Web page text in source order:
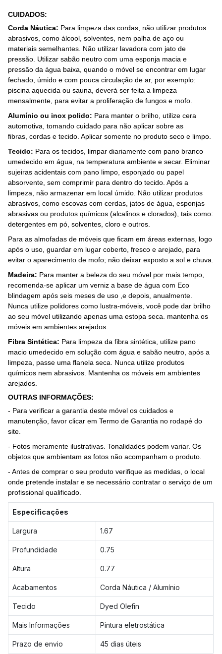
CUIDADOS:
Corda Náutica: Para limpeza das cordas, não utilizar produtos
abrasivos, como álcool, solventes, nem palha de aço ou
materiais semelhantes. Não utilizar lavadora com jato de
pressão. Utilizar sabão neutro com uma esponja macia e
pressão da água baixa, quando o móvel se encontrar em lugar
fechado, úmido e com pouca circulação de ar, por exemplo:
piscina aquecida ou sauna, deverá ser feita a limpeza
mensalmente, para evitar a proliferação de fungos e mofo.
Alumínio ou inox polido: Para manter o brilho, utilize cera
automotiva, tomando cuidado para não aplicar sobre as
fibras, cordas e tecido. Aplicar somente no produto seco e limpo.
Tecido: Para os tecidos, limpar diariamente com pano branco
umedecido em água, na temperatura ambiente e secar. Eliminar
sujeiras acidentais com pano limpo, esponjado ou papel
absorvente, sem comprimir para dentro do tecido. Após a
limpeza, não armazenar em local úmido. Não utilizar produtos
abrasivos, como escovas com cerdas, jatos de água, esponjas
abrasivas ou produtos químicos (alcalinos e clorados), tais como:
detergentes em pó, solventes, cloro e outros.
Para as almofadas de móveis que ficam em áreas externas, logo
após o uso, guardar em lugar coberto, fresco e arejado, para
evitar o aparecimento de mofo; não deixar exposto a sol e chuva.
Madeira: Para manter a beleza do seu móvel por mais tempo,
recomenda-se aplicar um verniz a base de água com Eco
blindagem após seis meses de uso ,e depois, anualmente.
Nunca utilize polidores como lustra-móveis, você pode dar brilho
ao seu móvel utilizando apenas uma estopa seca. mantenha os
móveis em ambientes arejados.
Fibra Sintética: Para limpeza da fibra sintética, utilize pano
macio umedecido em solução com água e sabão neutro, após a
limpeza, passe uma flanela seca. Nunca utilize produtos
químicos nem abrasivos. Mantenha os móveis em ambientes
arejados.
OUTRAS INFORMAÇÕES:
- Para verificar a garantia deste móvel os cuidados e
manutenção, favor clicar em Termo de Garantia no rodapé do
site.
- Fotos meramente ilustrativas. Tonalidades podem variar. Os
objetos que ambientam as fotos não acompanham o produto.
- Antes de comprar o seu produto verifique as medidas, o local
onde pretende instalar e se necessário contratar o serviço de um
profissional qualificado.
Especificações
Largura 1.67
Profundidade 0.75
Altura 0.77
Acabamentos Corda Náutica / Alumínio
Tecido Dyed Olefin
Mais Informações Pintura eletrostática
Prazo de envio 45 dias úteis